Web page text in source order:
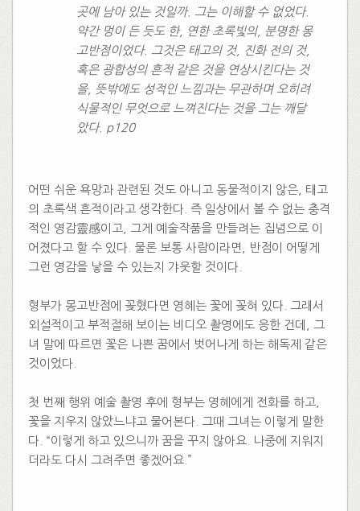
곳에 남아 있는 것일까. 그는 이해할 수 없었다.
약간 멍이 든 듯도 한, 연한 초록빛의, 분명한 몽
고반점이었다. 그것은 태고의 것, 진화 전의 것,
혹은 광합성의 흔적 같은 것을 연상시킨다는 것
을, 뜻밖에도 성적인 느낌과는 무관하며 오히려
식물적인 무엇으로 느껴진다는 것을 그는 깨달
았다. p120
어떤 쉬운 욕망과 관련된 것도 아니고 동물적이지 않은, 태고
의 초록색 흔적이라고 생각한다. 즉 일상에서 볼 수 없는 충격
적인 영감靈感이고, 그게 예술작품을 만들려는 집념으로 이
어졌다고 할 수 있다. 물론 보통 사람이라면, 반점이 어떻게
그런 영감을 낳을 수 있는지 갸웃할 것이다.
형부가 몽고반점에 꽂혔다면 영혜는 꽃에 꽂혀 있다. 그래서
외설적이고 부적절해 보이는 비디오 촬영에도 응한 건데, 그
녀 말에 따르면 꽃은 나쁜 꿈에서 벗어나게 하는 해독제 같은
것이었다.
첫 번째 행위 예술 촬영 후에 형부는 영혜에게 전화를 하고,
꽃을 지우지 않았느냐고 물어본다. 그때 그녀는 이렇게 말한
다. “이렇게 하고 있으니까 꿈을 꾸지 않아요. 나중에 지워지
더라도 다시 그려주면 좋겠어요.”